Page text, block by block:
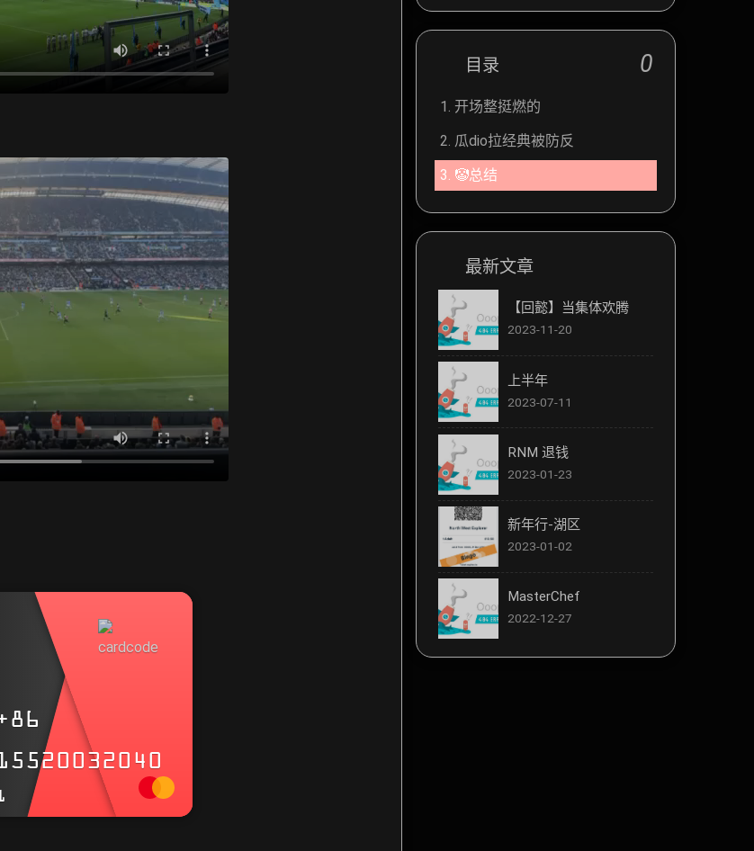
von Heilmut
势如彍弩，节如发机 .
狂者进取，狷者有所不为 .
目录 0
1. 开场整挺燃的
2. 瓜dio拉经典被防反
3. 🤡总结
最新文章
【回懿】当集体欢腾
2023-11-20
上半年
2023-07-11
RNM 退钱
2023-01-23
新年行-湖区
2023-01-02
MasterChef
2022-12-27